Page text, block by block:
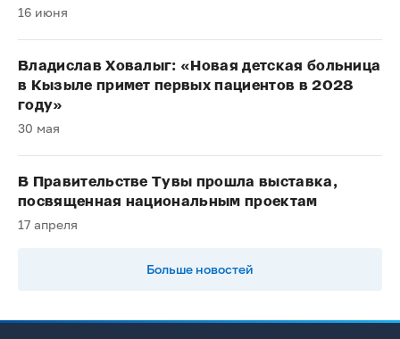
16 июня
Владислав Ховалыг: «Новая детская больница
в Кызыле примет первых пациентов в 2028
году»
30 мая
В Правительстве Тувы прошла выставка,
посвященная национальным проектам
17 апреля
Больше новостей